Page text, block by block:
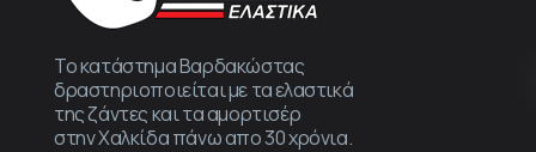
Το κατάστημα Βαρδακώστας
δραστηριοποιείται με τα ελαστικά
της ζάντες και τα αμορτισέρ
στην Χαλκίδα πάνω απο 30 χρόνια.